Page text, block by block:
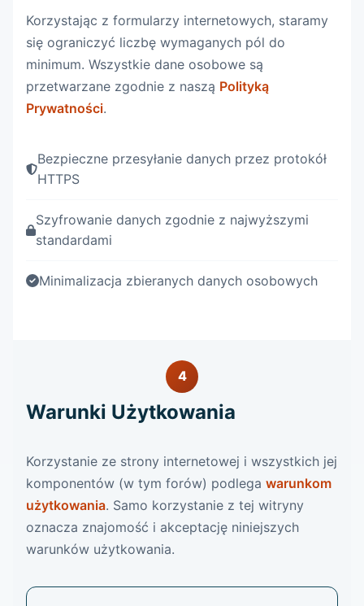
Korzystając z formularzy internetowych, staramy
się ograniczyć liczbę wymaganych pól do
minimum. Wszystkie dane osobowe są
przetwarzane zgodnie z naszą Polityką
Prywatności.
Bezpieczne przesyłanie danych przez protokół
HTTPS
Szyfrowanie danych zgodnie z najwyższymi
standardami
Minimalizacja zbieranych danych osobowych
4
Warunki Użytkowania
Korzystanie ze strony internetowej i wszystkich jej
komponentów (w tym forów) podlega warunkom
użytkowania. Samo korzystanie z tej witryny
oznacza znajomość i akceptację niniejszych
warunków użytkowania.